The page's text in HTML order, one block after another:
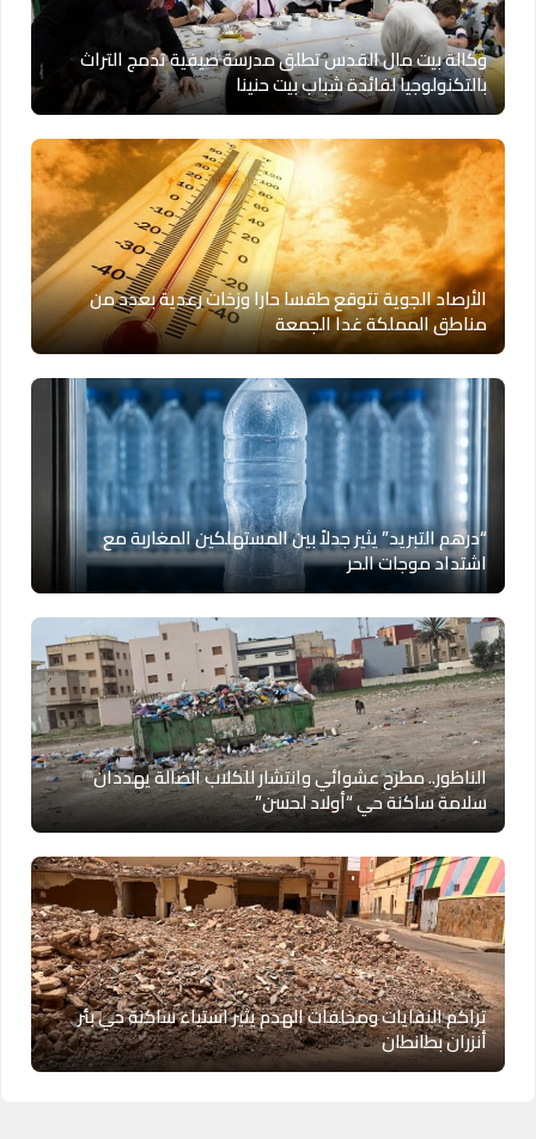
وكالة بيت مال القدس تطلق مدرسة صيفية تدمج التراث
بالتكنولوجيا لفائدة شباب بيت حنينا
الأرصاد الجوية تتوقع طقسا حارا وزخات رعدية بعدد من
مناطق المملكة غدا الجمعة
“درهم التبريد” يثير جدلاً بين المستهلكين المغاربة مع
اشتداد موجات الحر
الناظور.. مطرح عشوائي وانتشار للكلاب الضالة يهددان
سلامة ساكنة حي “أولاد لحسن”
تراكم النفايات ومخلفات الهدم يثير استياء ساكنة حي بئر
أنزران بطانطان